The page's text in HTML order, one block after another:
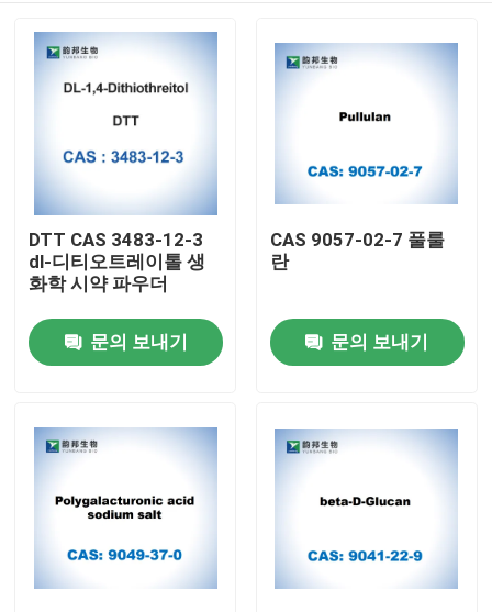
집
제품
우리에 대하여
DTT CAS 3483-12-3
dl-디티오트레이톨 생
화학 시약 파우더
문의 보내기
CAS 9057-02-7 풀룰
란
문의 보내기